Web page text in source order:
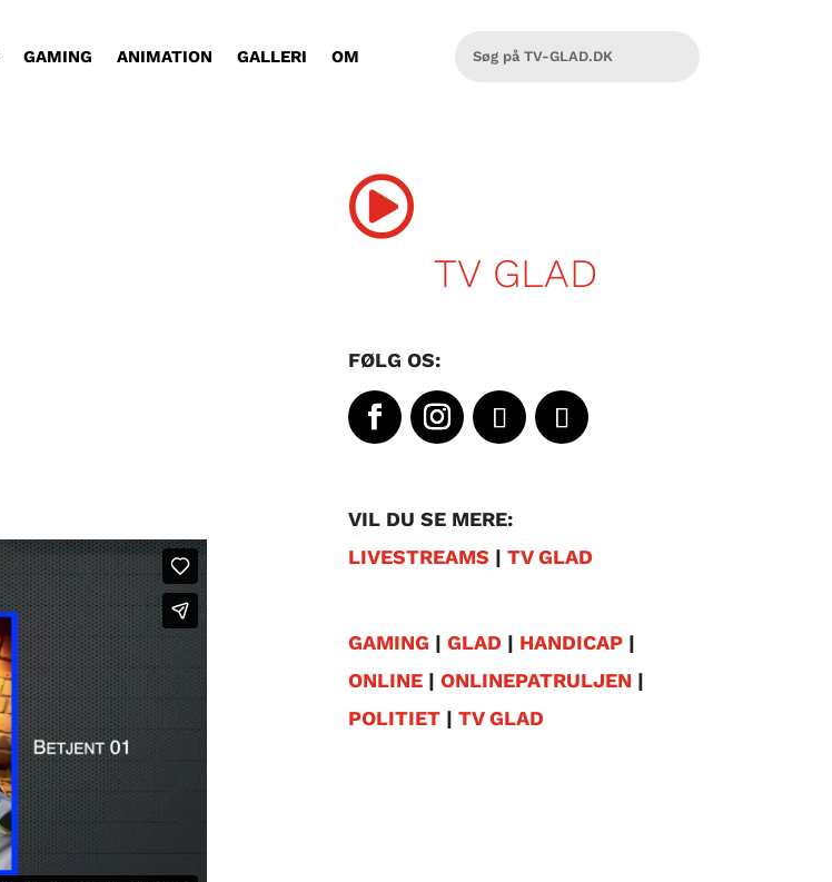
GAMING ANIMATION GALLERI OM

TV GLAD
FØLG OS:
VIL DU SE MERE:
LIVESTREAMS | TV GLAD
GAMING | GLAD | HANDICAP|
ONLINE| ONLINEPATRULJEN |
POLITIET| TV GLAD